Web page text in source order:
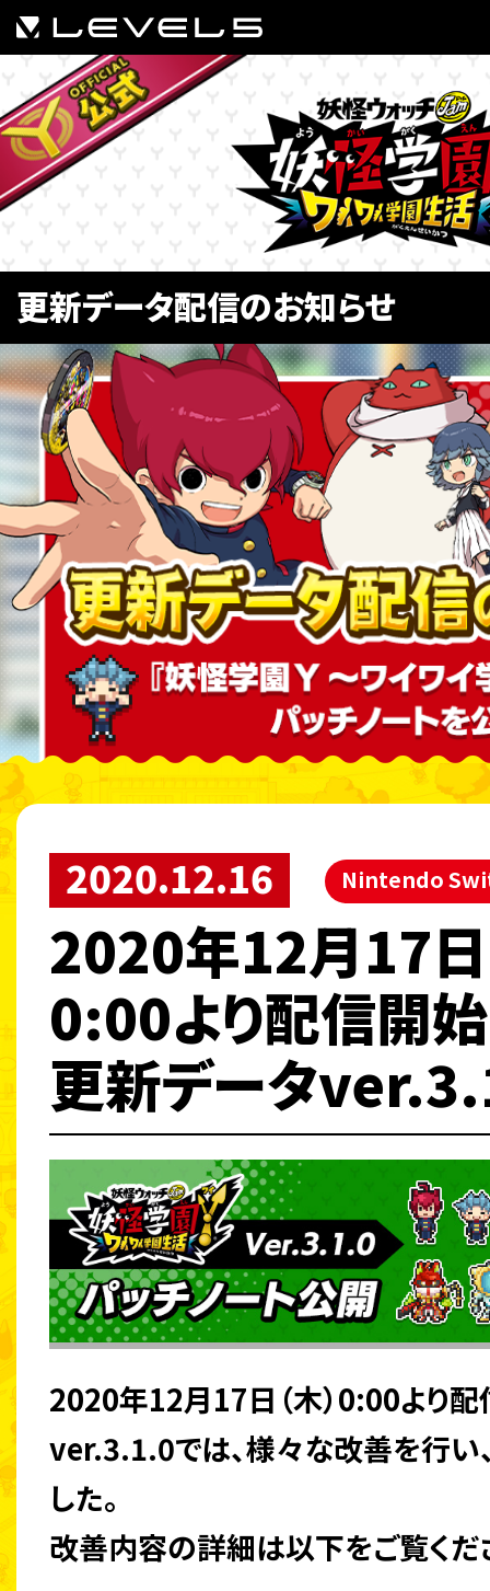
更新データ配信のお知らせ
Nintendo
2020.12.16
2020年12月17日
0:00より配信開始
更新データ
2020年12月17日（木）0:00より
ver.3.1.0では、様々な改善を行い
した。
改善内容の詳細は以下をご覧くだ